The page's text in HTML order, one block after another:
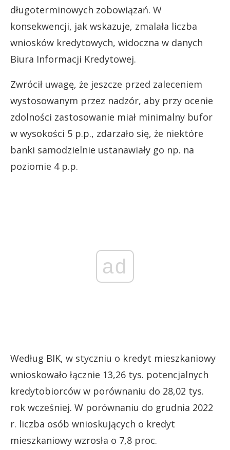
długoterminowych zobowiązań. W
konsekwencji, jak wskazuje, zmalała liczba
wniosków kredytowych, widoczna w danych
Biura Informacji Kredytowej.
Zwrócił uwagę, że jeszcze przed zaleceniem
wystosowanym przez nadzór, aby przy ocenie
zdolności zastosowanie miał minimalny bufor
w wysokości 5 p.p., zdarzało się, że niektóre
banki samodzielnie ustanawiały go np. na
poziomie 4 p.p.
ad
Według BIK, w styczniu o kredyt mieszkaniowy
wnioskowało łącznie 13,26 tys. potencjalnych
kredytobiorców w porównaniu do 28,02 tys.
rok wcześniej. W porównaniu do grudnia 2022
r. liczba osób wnioskujących o kredyt
mieszkaniowy wzrosła o 7,8 proc.